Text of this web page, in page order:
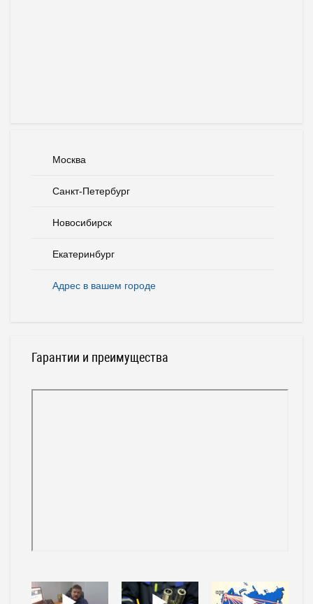
Москва
Санкт-Петербург
Новосибирск
Екатеринбург
Адрес в вашем городе
Гарантии и преимущества